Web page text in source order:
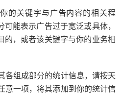
的关键字与广告内容的相关程
能表示广告过于宽泛或具体，
的，或者该关键字与你的业务相
各组成部分的统计信息，请按天
意一项，将其添加到你的统计信